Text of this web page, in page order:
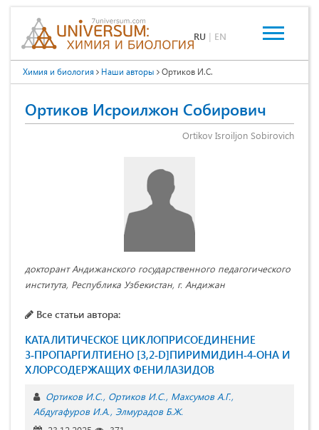
RU | EN
Химия и биология Наши авторы Ортиков И.С.
Ортиков Исроилжон Собирович
Ortikov Isroiljon Sobirovich
докторант Андижанского государственного педагогического
института, Республика Узбекистан, г. Андижан
Все статьи автора:
КАТАЛИТИЧЕСКОЕ ЦИКЛОПРИСОЕДИНЕНИЕ
3‑ПРОПАРГИЛТИЕНО [3,2‑D]ПИРИМИДИН‑4‑ОНА И
ХЛОРСОДЕРЖАЩИХ ФЕНИЛАЗИДОВ
Ортиков И.С. Ортиков И.С. Махсумов А.Г.
Абдугафуров И.А. Элмурадов Б.Ж.